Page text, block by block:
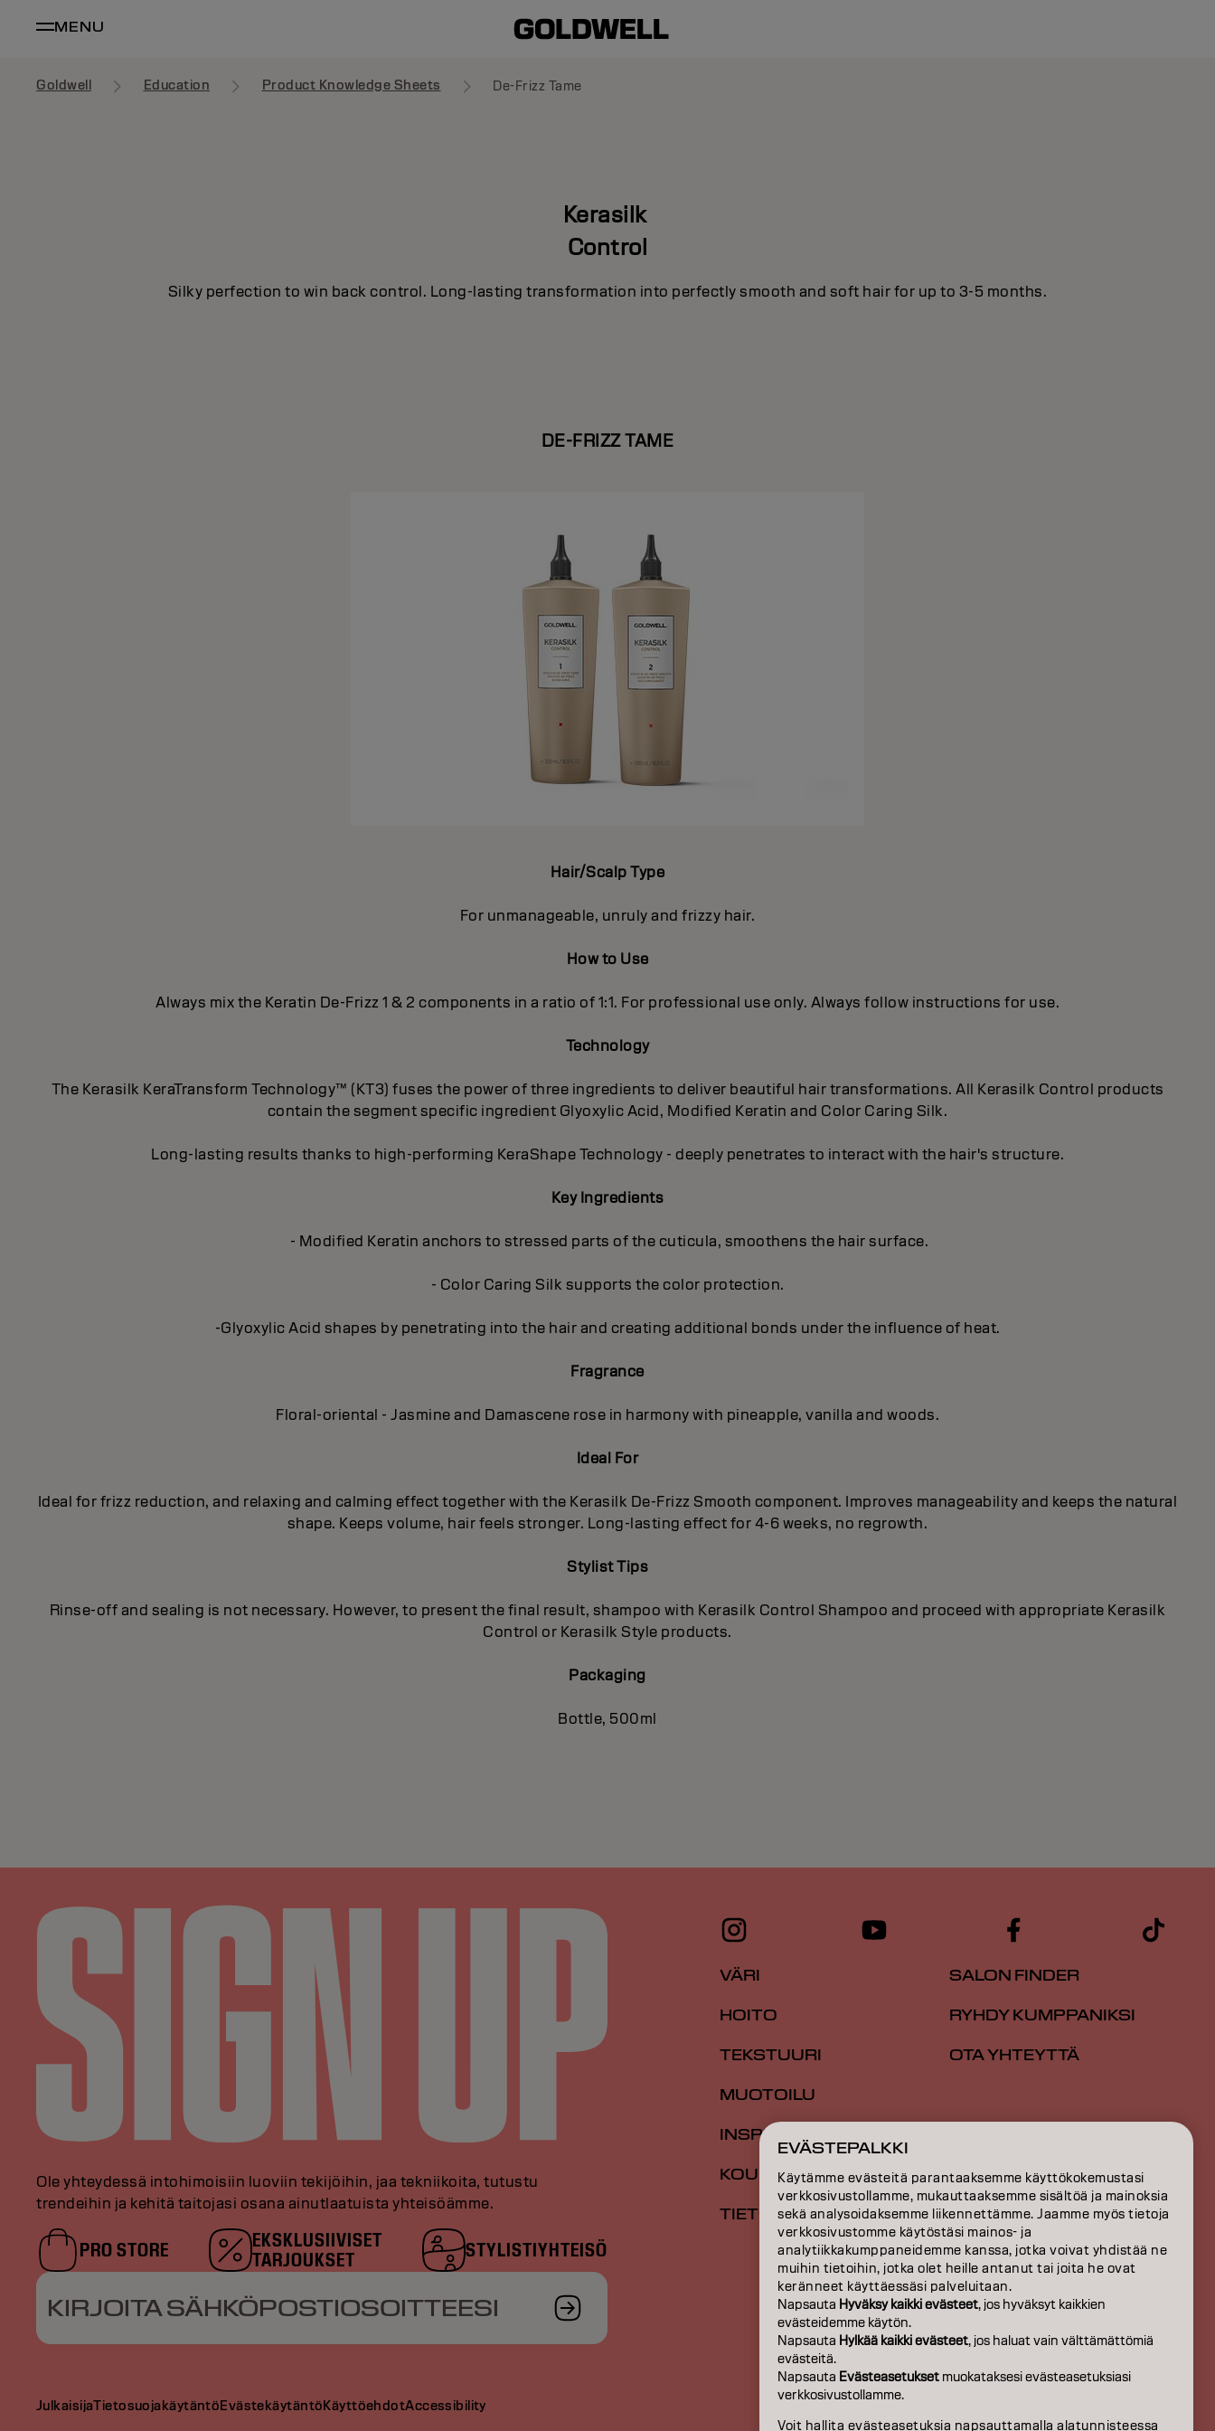
MENU
Goldwell Education Product Knowledge Sheets De-Frizz Tame
Kerasilk
Control
Silky perfection to win back control. Long-lasting transformation into perfectly smooth and soft hair for up to 3-5 months.
DE-FRIZZ TAME
Hair/Scalp Type
For unmanageable, unruly and frizzy hair.
How to Use
Always mix the Keratin De-Frizz 1 & 2 components in a ratio of 1:1. For professional use only. Always follow instructions for use.
Technology
The Kerasilk KeraTransform Technology™ (KT3) fuses the power of three ingredients to deliver beautiful hair transformations. All Kerasilk Control products
contain the segment specific ingredient Glyoxylic Acid, Modified Keratin and Color Caring Silk.
Long-lasting results thanks to high-performing KeraShape Technology - deeply penetrates to interact with the hair's structure.
Key Ingredients
- Modified Keratin anchors to stressed parts of the cuticula, smoothens the hair surface.
- Color Caring Silk supports the color protection.
-Glyoxylic Acid shapes by penetrating into the hair and creating additional bonds under the influence of heat.
Fragrance
Floral-oriental - Jasmine and Damascene rose in harmony with pineapple, vanilla and woods.
Ideal For
Ideal for frizz reduction, and relaxing and calming effect together with the Kerasilk De-Frizz Smooth component. Improves manageability and keeps the natural
shape. Keeps volume, hair feels stronger. Long-lasting effect for 4-6 weeks, no regrowth.
Stylist Tips
Rinse-off and sealing is not necessary. However, to present the final result, shampoo with Kerasilk Control Shampoo and proceed with appropriate Kerasilk
Control or Kerasilk Style products.
Packaging
Bottle, 500ml
Ole yhteydessä intohimoisiin luoviin tekijöihin, jaa tekniikoita, tutustu
trendeihin ja kehitä taitojasi osana ainutlaatuista yhteisöämme.
PRO STORE
EKSKLUSIIVISET
TARJOUKSET
STYLISTIYHTEISÖ
KIRJOITA SÄHKÖPOSTIOSOITTEESI
VÄRI
HOITO
TEKSTUURI
MUOTOILU
INSPIRAATIO
KOULUTUS
TIETOA MEISTÄ
SALON FINDER
RYHDY KUMPPANIKSI
OTA YHTEYTTÄ
JulkaisijaTietosuojakäytäntöEvästekäytäntöKäyttöehdotAccessibility
EVÄSTEPALKKI
Käytämme evästeitä parantaaksemme käyttökokemustasi
verkkosivustollamme, mukauttaaksemme sisältöä ja mainoksia
sekä analysoidaksemme liikennettämme. Jaamme myös tietoja
verkkosivustomme käytöstäsi mainos- ja
analytiikkakumppaneidemme kanssa, jotka voivat yhdistää ne
muihin tietoihin, jotka olet heille antanut tai joita he ovat
keränneet käyttäessäsi palveluitaan.
Napsauta Hyväksy kaikki evästeet, jos hyväksyt kaikkien
evästeidemme käytön.
Napsauta Hylkää kaikki evästeet, jos haluat vain välttämättömiä
evästeitä.
Napsauta Evästeasetukset muokataksesi evästeasetuksiasi
verkkosivustollamme.
Voit hallita evästeasetuksia napsauttamalla alatunnisteessa